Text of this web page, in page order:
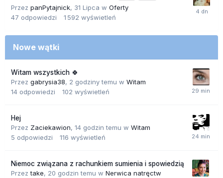
Przez panPytajnick, 31 Lipca w Oferty
47 odpowiedzi 1 592 wyświetleń
Nowe wątki
Witam wszystkich 🍀
Przez gabrysia38, 2 godziny temu w Witam
14 odpowiedzi 102 wyświetleń
Hej
Przez Zaciekawion, 14 godzin temu w Witam
5 odpowiedzi 116 wyświetleń
Niemoc związana z rachunkiem sumienia i spowiedzią
Przeztake, 20 godzin temu w Nerwica natręctw